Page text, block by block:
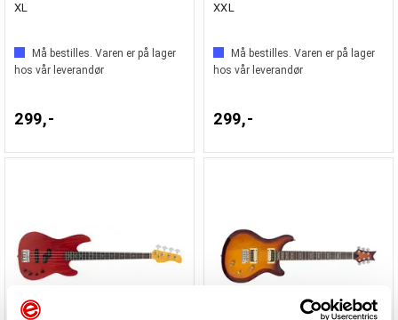
XL
Må bestilles. Varen er på lager
hos vår leverandør
299,-
XXL
Må bestilles. Varen er på lager
hos vår leverandør
299,-